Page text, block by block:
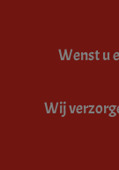
Wenst u
Wij